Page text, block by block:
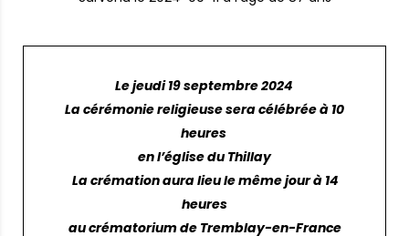
Le jeudi 19 septembre 2024
La cérémonie religieuse sera célébrée à 10
heures
en l’église du Thillay
La crémation aura lieu le même jour à 14
heures
au crématorium de Tremblay-en-France